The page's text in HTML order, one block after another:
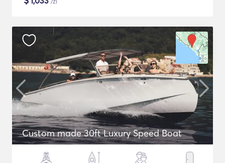
Custom made 30ft Luxury Speed Boat